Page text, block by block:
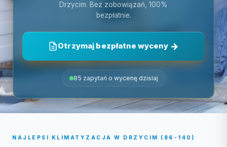
Drzycim. Bez zobowiązań, 100%
bezpłatnie.
Otrzymaj bezpłatne wyceny
85 zapytań o wycenę dzisiaj
NAJLEPSI KLIMATYZACJA W DRZYCIM (86-140)